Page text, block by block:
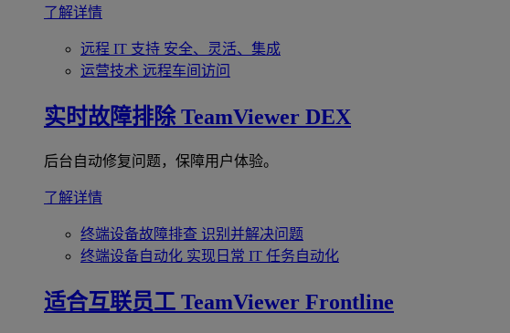
了解详情
远程 IT 支持 安全、灵活、集成
运营技术 远程车间访问
实时故障排除 TeamViewer DEX
后台自动修复问题，保障用户体验。
了解详情
终端设备故障排查 识别并解决问题
终端设备自动化 实现日常 IT 任务自动化
适合互联员工 TeamViewer Frontline